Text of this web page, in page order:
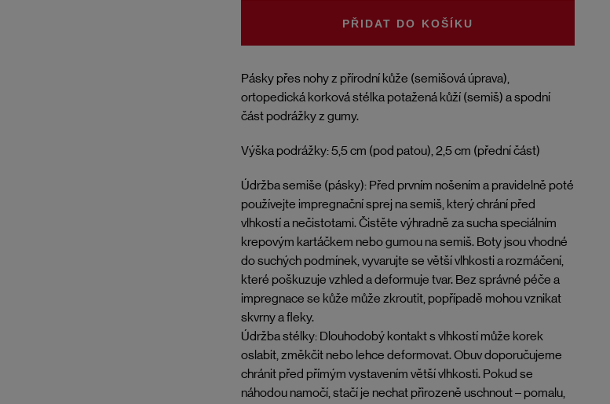
Pásky přes nohy z přírodní kůže (semišová úprava),
ortopedická korková stélka potažená kůží (semiš) a spodní
část podrážky z gumy.
Výška podrážky: 5,5 cm (pod patou), 2,5 cm (přední část)
Údržba semiše (pásky): Před prvním nošením a pravidelně poté
používejte impregnační sprej na semiš, který chrání před
vlhkostí a nečistotami. Čistěte výhradně za sucha speciálním
krepovým kartáčkem nebo gumou na semiš. Boty jsou vhodné
do suchých podmínek, vyvarujte se větší vlhkosti a rozmáčení,
které poškuzuje vzhled a deformuje tvar. Bez správné péče a
impregnace se kůže může zkroutit, popřípadě mohou vznikat
skvrny a fleky.
Údržba stélky: Dlouhodobý kontakt s vlhkostí může korek
oslabit, změkčit nebo lehce deformovat. Obuv doporučujeme
chránit před přímým vystavením větší vlhkosti. Pokud se
náhodou namočí, stačí je nechat přirozeně uschnout – pomalu,
DO KOŠÍKU